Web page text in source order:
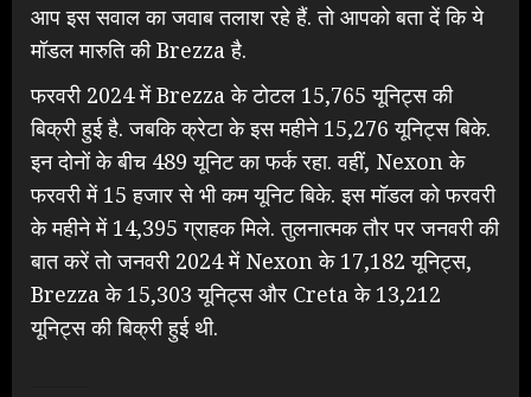
आप इस सवाल का जवाब तलाश रहे हैं. तो आपको बता दें कि ये
मॉडल मारुति की Brezza है.
फरवरी 2024 में Brezza के टोटल 15,765 यूनिट्स की
बिक्री हुई है. जबकि क्रेटा के इस महीने 15,276 यूनिट्स बिके.
इन दोनों के बीच 489 यूनिट का फर्क रहा. वहीं, Nexon के
फरवरी में 15 हजार से भी कम यूनिट बिके. इस मॉडल को फरवरी
के महीने में 14,395 ग्राहक मिले. तुलनात्मक तौर पर जनवरी की
बात करें तो जनवरी 2024 में Nexon के 17,182 यूनिट्स,
Brezza के 15,303 यूनिट्स और Creta के 13,212
यूनिट्स की बिक्री हुई थी.